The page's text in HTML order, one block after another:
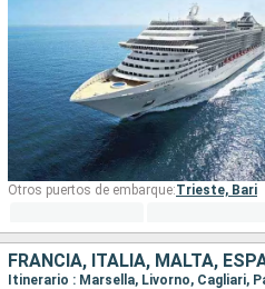
Otros puertos de embarque:Trieste, Bari
FRANCIA, ITALIA, MALTA,
Itinerario : Marsella, Livorno, Cagliari,